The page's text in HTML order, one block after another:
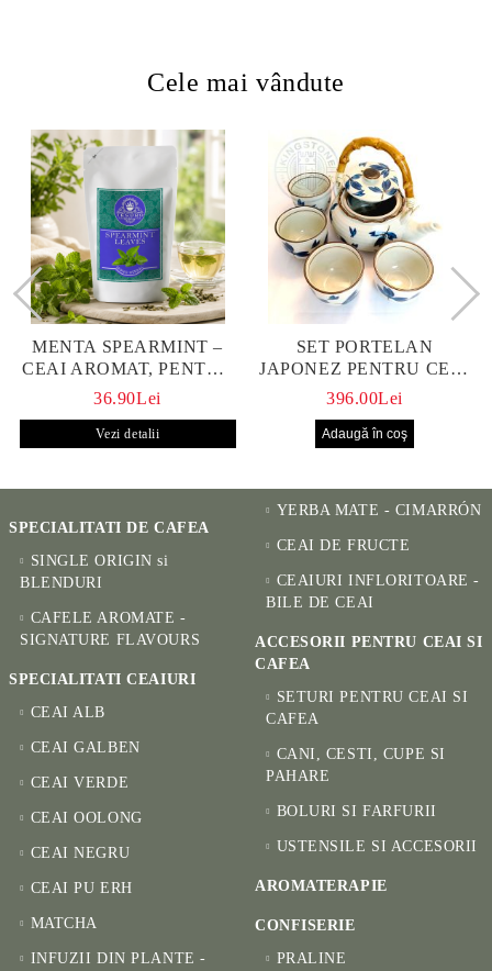
Cele mai vândute
MENTA SPEARMINT –
CEAI AROMAT, PENTRU
CALM ȘI BENEFIC
36.90Lei
Vezi detalii
SET PORTELAN
JAPONEZ PENTRU CEAI
HANAKO, CEAINIC SI 4
396.00Lei
SPECIALITATI DE CAFEA
SINGLE ORIGIN si
BLENDURI
CAFELE AROMATE -
SIGNATURE FLAVOURS
SPECIALITATI CEAIURI
CEAI ALB
CEAI GALBEN
CEAI VERDE
CEAI OOLONG
CEAI NEGRU
CEAI PU ERH
MATCHA
INFUZII DIN PLANTE -
YERBA MATE - CIMARRÓN
CEAI DE FRUCTE
CEAIURI INFLORITOARE -
BILE DE CEAI
ACCESORII PENTRU CEAI SI
CAFEA
SETURI PENTRU CEAI SI
CAFEA
CANI, CESTI, CUPE SI
PAHARE
BOLURI SI FARFURII
USTENSILE SI ACCESORII
AROMATERAPIE
CONFISERIE
PRALINE